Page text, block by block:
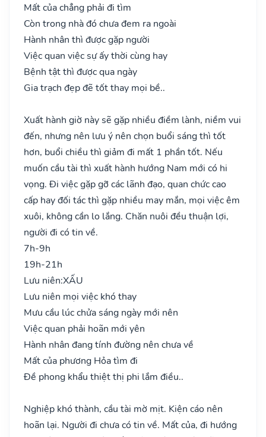
Mất của chẳng phải đi tìm
Còn trong nhà đó chưa đem ra ngoài
Hành nhân thì được gặp người
Việc quan việc sự ấy thời cùng hay
Bệnh tật thì được qua ngày
Gia trạch đẹp đẽ tốt thay mọi bề..
Xuất hành giờ này sẽ gặp nhiều điềm lành, niềm vui
đến, nhưng nên lưu ý nên chọn buổi sáng thì tốt
hơn, buổi chiều thì giảm đi mất 1 phần tốt. Nếu
muốn cầu tài thì xuất hành hướng Nam mới có hi
vọng. Đi việc gặp gỡ các lãnh đạo, quan chức cao
cấp hay đối tác thì gặp nhiều may mắn, mọi việc êm
xuôi, không cần lo lắng. Chăn nuôi đều thuận lợi,
người đi có tin về.
7h-9h
19h-21h
Lưu niên:XẤU
Lưu niên mọi việc khó thay
Mưu cầu lúc chửa sáng ngày mới nên
Việc quan phải hoãn mới yên
Hành nhân đang tính đường nên chưa về
Mất của phương Hỏa tìm đi
Đề phong khẩu thiệt thị phi lắm điều..
Nghiệp khó thành, cầu tài mờ mịt. Kiện cáo nên
hoãn lại. Người đi chưa có tin về. Mất của, đi hướng